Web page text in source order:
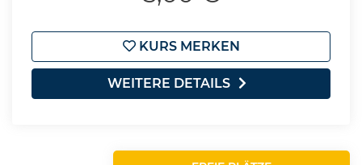
KURS MERKEN
WEITERE DETAILS